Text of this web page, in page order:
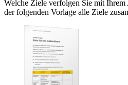
Welche Ziele verfolgen Sie mit
der folgenden Vorlage alle Ziele